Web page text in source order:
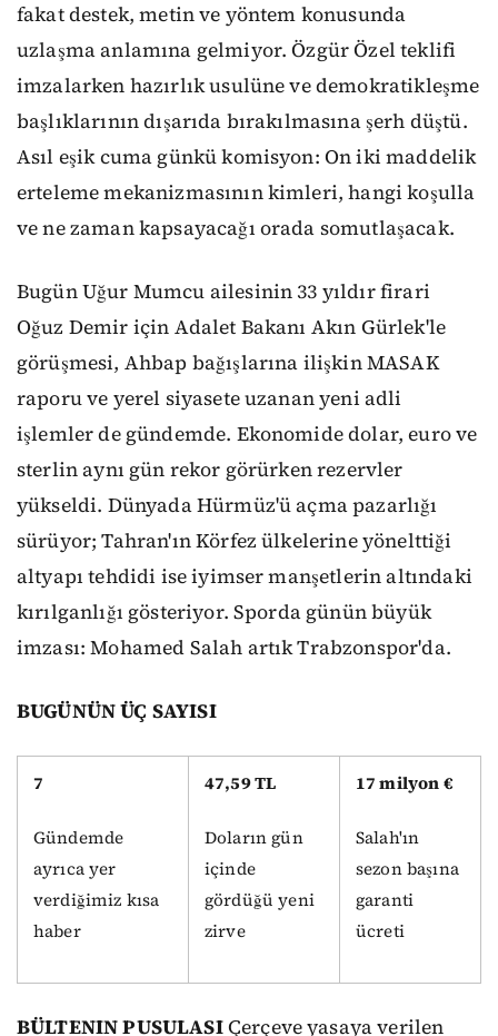
fakat destek, metin ve yöntem konusunda
uzlaşma anlamına gelmiyor. Özgür Özel teklifi
imzalarken hazırlık usulüne ve demokratikleşme
başlıklarının dışarıda bırakılmasına şerh düştü.
Asıl eşik cuma günkü komisyon: On iki maddelik
erteleme mekanizmasının kimleri, hangi koşulla
ve ne zaman kapsayacağı orada somutlaşacak.
Bugün Uğur Mumcu ailesinin 33 yıldır firari
Oğuz Demir için Adalet Bakanı Akın Gürlek'le
görüşmesi, Ahbap bağışlarına ilişkin MASAK
raporu ve yerel siyasete uzanan yeni adli
işlemler de gündemde. Ekonomide dolar, euro ve
sterlin aynı gün rekor görürken rezervler
yükseldi. Dünyada Hürmüz'ü açma pazarlığı
sürüyor; Tahran'ın Körfez ülkelerine yönelttiği
altyapı tehdidi ise iyimser manşetlerin altındaki
kırılganlığı gösteriyor. Sporda günün büyük
imzası: Mohamed Salah artık Trabzonspor'da.
BUGÜNÜN ÜÇ SAYISI
7
Gündemde
ayrıca yer
verdiğimiz kısa
haber
47,59 TL
Doların gün
içinde
gördüğü yeni
zirve
17 milyon €
Salah'ın
sezon başına
garanti
ücreti
BÜLTENIN PUSULASIÇerçeve yasaya verilen